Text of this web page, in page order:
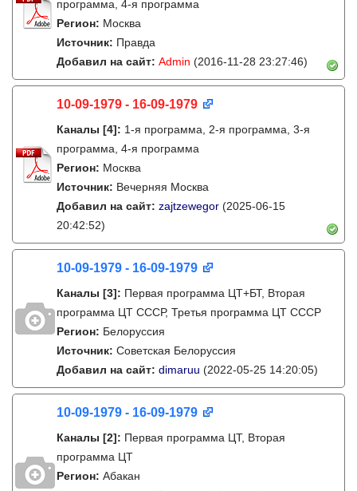
программа, 4-я программа
Регион: Москва
Источник: Правда
Добавил на сайт: Admin (2016-11-28 23:27:46)
10-09-1979 - 16-09-1979
Каналы [4]: 1-я программа, 2-я программа, 3-я
программа, 4-я программа
Регион: Москва
Источник: Вечерняя Москва
Добавил на сайт: zajtzewegor (2025-06-15
20:42:52)
10-09-1979 - 16-09-1979
Каналы [3]: Первая программа ЦТ+БТ, Вторая
программа ЦТ ССCР, Третья программа ЦТ ССCР
Регион: Белоруссия
Источник: Советская Белоруссия
Добавил на сайт: dimaruu (2022-05-25 14:20:05)
10-09-1979 - 16-09-1979
Каналы [2]: Первая программа ЦТ, Вторая
программа ЦТ
Регион: Абакан